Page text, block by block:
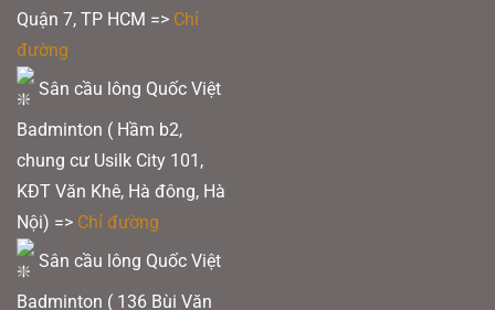
Quận 7, TP HCM => Chỉ
đường
Sân cầu lông Quốc Việt
Badminton ( Hầm b2,
chung cư Usilk City 101,
KĐT Văn Khê, Hà đông, Hà
Nội) => Chỉ đường
Sân cầu lông Quốc Việt
Badminton ( 136 Bùi Văn